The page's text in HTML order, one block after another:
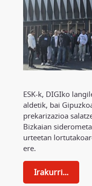
ESK-k, DIGIko
aldetik, bai
prekarizazioa
Bizkaian
urteetan
ere.
Irakurri...